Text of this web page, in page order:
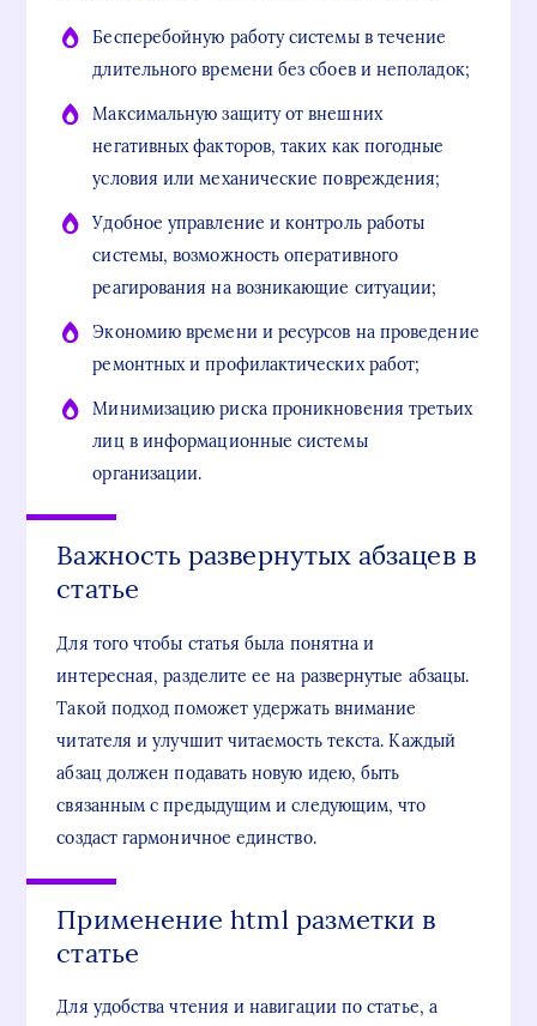
Бесперебойную работу системы в течение
длительного времени без сбоев и неполадок;
Максимальную защиту от внешних
негативных факторов, таких как погодные
условия или механические повреждения;
Удобное управление и контроль работы
системы, возможность оперативного
реагирования на возникающие ситуации;
Экономию времени и ресурсов на проведение
ремонтных и профилактических работ;
Минимизацию риска проникновения третьих
лиц в информационные системы
организации.
Важность развернутых абзацев в
статье
Для того чтобы статья была понятна и
интересная, разделите ее на развернутые абзацы.
Такой подход поможет удержать внимание
читателя и улучшит читаемость текста. Каждый
абзац должен подавать новую идею, быть
связанным с предыдущим и следующим, что
создаст гармоничное единство.
Применение html разметки в
статье
Для удобства чтения и навигации по статье, а